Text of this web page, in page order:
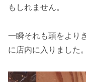
もしれません。
一瞬それも頭をより
に店内に入りました